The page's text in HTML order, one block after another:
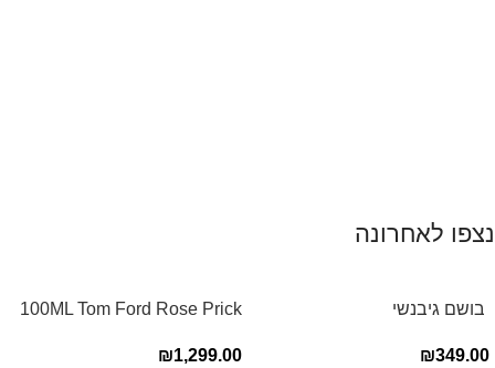
נצפו לאחרונה
‏ בושם גיבנשי
E.D.P 80ml ‏
₪349.00
100ML Tom Ford Rose Prick
₪1,299.00